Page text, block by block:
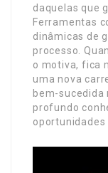
daquelas que
Ferramentas
dinâmicas de
processo.
o motiva, fica
uma nova
bem-sucedida
profundo
oportunidades